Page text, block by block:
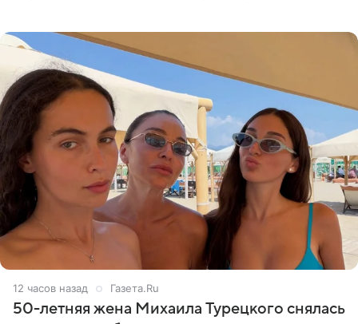
12 часов назад Газета.Ru
50-летняя жена Михаила Турецкого снялась